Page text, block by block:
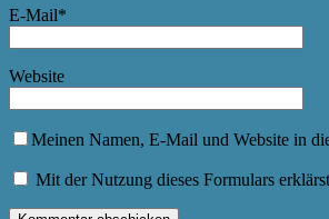
E-Mail*
Website
Meinen Namen, E-Mail und Website in
Mit der Nutzung dieses Formulars